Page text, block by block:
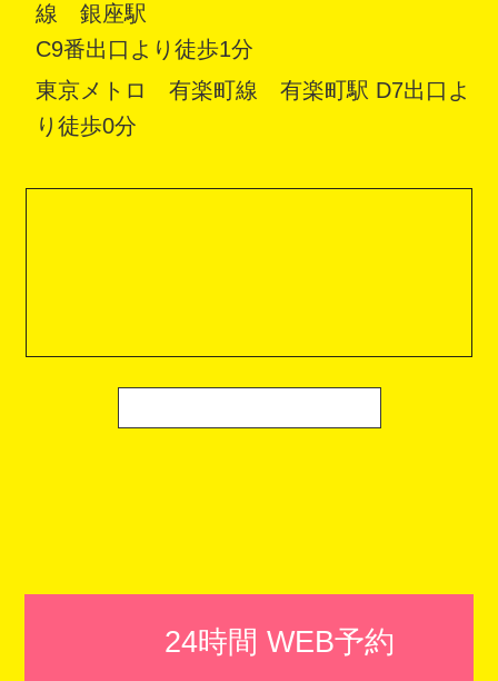
線 銀座駅
C9番出口より徒歩1分
東京メトロ 有楽町線 有楽町駅 D7出口よ
り徒歩0分
24時間 WEB予約